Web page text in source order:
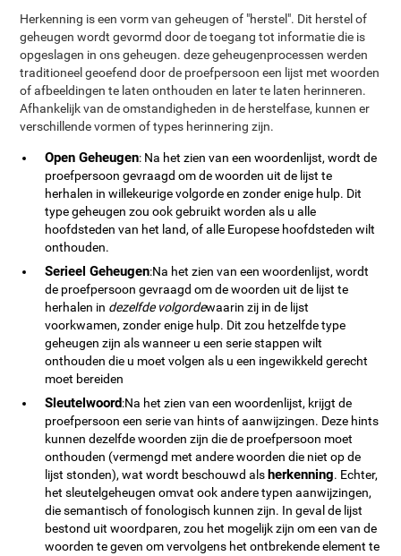
Herkenning is een vorm van geheugen of "herstel". Dit herstel of
geheugen wordt gevormd door de toegang tot informatie die is
opgeslagen in ons geheugen. deze geheugenprocessen werden
traditioneel geoefend door de proefpersoon een lijst met woorden
of afbeeldingen te laten onthouden en later te laten herinneren.
Afhankelijk van de omstandigheden in de herstelfase, kunnen er
verschillende vormen of types herinnering zijn.
Open Geheugen: Na het zien van een woordenlijst, wordt de
proefpersoon gevraagd om de woorden uit de lijst te
herhalen in willekeurige volgorde en zonder enige hulp. Dit
type geheugen zou ook gebruikt worden als u alle
hoofdsteden van het land, of alle Europese hoofdsteden wilt
onthouden.
Serieel Geheugen:Na het zien van een woordenlijst, wordt
de proefpersoon gevraagd om de woorden uit de lijst te
herhalen in dezelfde volgordewaarin zij in de lijst
voorkwamen, zonder enige hulp. Dit zou hetzelfde type
geheugen zijn als wanneer u een serie stappen wilt
onthouden die u moet volgen als u een ingewikkeld gerecht
moet bereiden
Sleutelwoord:Na het zien van een woordenlijst, krijgt de
proefpersoon een serie van hints of aanwijzingen. Deze hints
kunnen dezelfde woorden zijn die de proefpersoon moet
onthouden (vermengd met andere woorden die niet op de
lijst stonden), wat wordt beschouwd als herkenning. Echter,
het sleutelgeheugen omvat ook andere typen aanwijzingen,
die semantisch of fonologisch kunnen zijn. In geval de lijst
bestond uit woordparen, zou het mogelijk zijn om een van de
woorden te geven om vervolgens het ontbrekende element te